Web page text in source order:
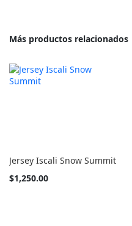
Más productos relacionados
Jersey Iscali Snow Summit
Tan
$1,250.00